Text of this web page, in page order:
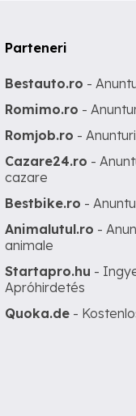
Parteneri
Bestauto.ro -
Romimo.ro -
Romjob.ro -
Cazare24.ro -
cazare
Bestbike.ro -
Animalutul.ro -
animale
Startapro.hu -
Apróhirdetés
Quoka.de -